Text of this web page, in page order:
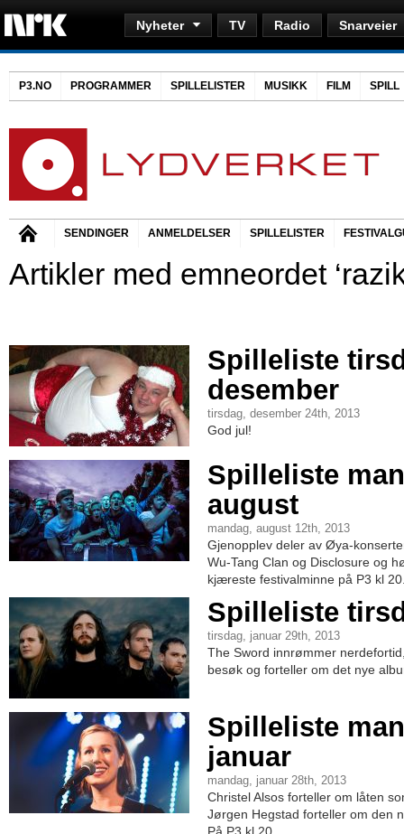
Nyheter TV Radio Snarveier
P3.NO PROGRAMMER SPILLELISTER MUSIKK FILM SPILL
SENDINGER ANMELDELSER SPILLELISTER
Artikler med emneordet
Spilleliste
desember
tirsdag, desember 24th, 2013
God jul!
Spilleliste
august
mandag, august 12th, 2013
Gjenopplev deler av Øya-
Wu-Tang Clan og Disclosure og
kjæreste festivalminne på P3 kl
Spilleliste
tirsdag, januar 29th, 2013
The Sword innrømmer
besøk og forteller om det nye
Spilleliste
januar
mandag, januar 28th, 2013
Christel Alsos forteller om låten
Jørgen Hegstad forteller om den